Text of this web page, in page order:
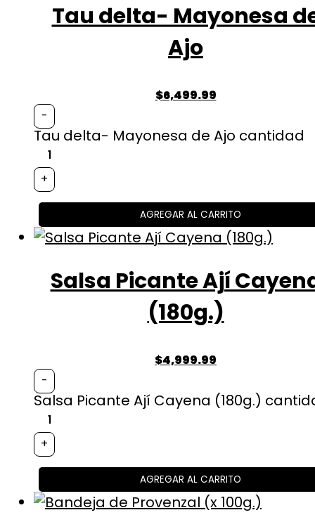
Tau delta- Mayonesa
Ajo
$6,499.99
-
Tau delta- Mayonesa de Ajo cantidad
+
AGREGAR AL CARRITO
Salsa Picante Ají
(180g.)
$4,999.99
-
Salsa Picante Ají Cayena (180g.)
+
AGREGAR AL CARRITO